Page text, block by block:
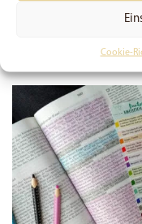
Cookie-
Ausführung